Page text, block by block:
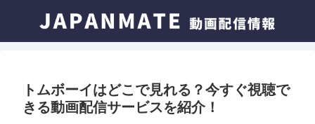
トムボーイはどこで見れる？今すぐ視聴で
きる動画配信サービスを紹介！